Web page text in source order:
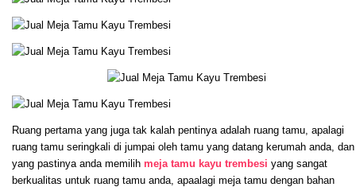
Ruang pertama yang juga tak kalah pentinya adalah ruang tamu, apalagi
ruang tamu seringkali di jumpai oleh tamu yang datang kerumah anda, dan
yang pastinya anda memilih meja tamu kayu trembesi yang sangat
berkualitas untuk ruang tamu anda, apaalagi meja tamu dengan bahan